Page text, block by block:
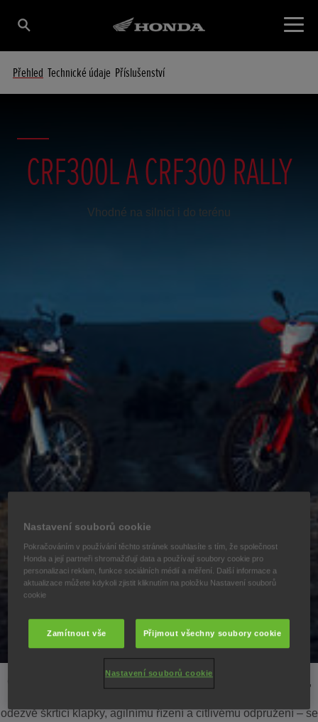
Přehled Technické údaje Příslušenství
CRF300L A CRF300 RALLY
Vhodné na silnici i do terénu
CRF300L je špičkový lehký dvouúčelový stroj. Díky kvalitám,
odezvě škrticí klapky, agilnímu řízení a citlivému odpružení – se
Nastavení souborů cookie
Pokračováním v používání těchto stránek souhlasíte s tím, že společnost
Honda a její partneři shromažďují data a používají soubory cookie pro
personalizaci reklam, funkce sociálních médií a měření. Další informace a
aktualizace můžete kdykoli zjistit kliknutím na položku Nastavení souborů
cookie
Zamítnout vše Přijmout všechny soubory cookie
Nastavení souborů cookie